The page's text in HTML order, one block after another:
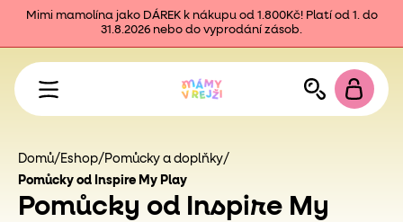
Mimi mamolína jako DÁREK k nákupu od 1.800Kč! Platí od 1. do
31.8.2026 nebo do vyprodání zásob.
Domů/ Eshop/ Pomůcky a doplňky/
Pomůcky od Inspire My Play
Pomůcky od Inspire My